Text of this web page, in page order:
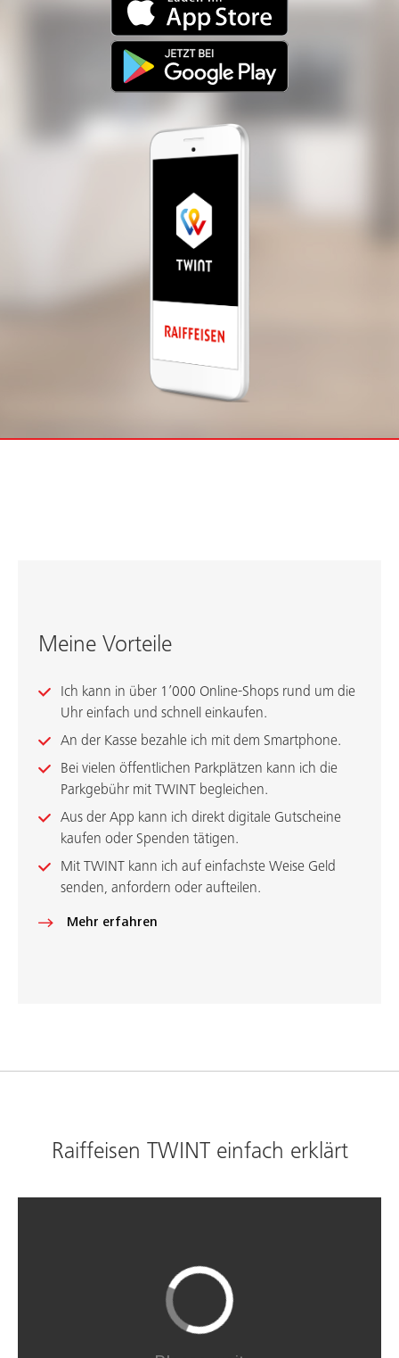
Meine Vorteile
Ich kann in über 1’000 Online-Shops rund um die
Uhr einfach und schnell einkaufen.
An der Kasse bezahle ich mit dem Smartphone.
Bei vielen öffentlichen Parkplätzen kann ich die
Parkgebühr mit TWINT begleichen.
Aus der App kann ich direkt digitale Gutscheine
kaufen oder Spenden tätigen.
Mit TWINT kann ich auf einfachste Weise Geld
senden, anfordern oder aufteilen.
Mehr erfahren
Raiffeisen TWINT einfach erklärt